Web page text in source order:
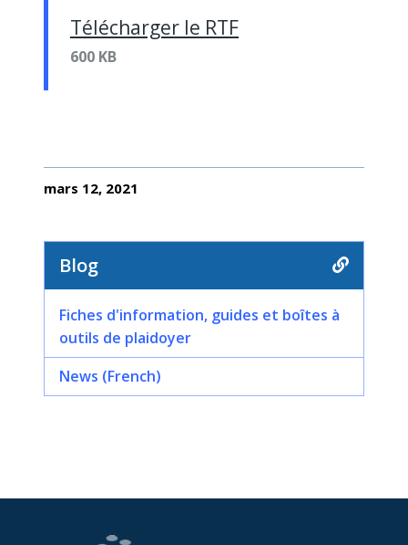
Télécharger le RTF
600 KB
mars 12, 2021
Blog
Fiches d'information, guides et boîtes à
outils de plaidoyer
News (French)